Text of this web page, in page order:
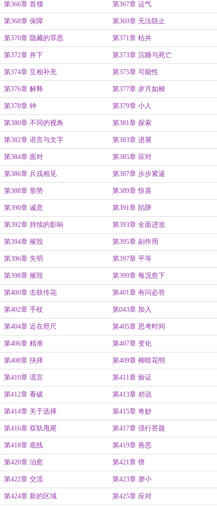
第366章 首领 第367章 运气
第368章 保障 第369章 无法阻止
第370章 隐藏的罪恶 第371章 枯井
第372章 井下 第373章 沉睡与死亡
第374章 互相补充 第375章 可能性
第376章 解释 第377章 岁月如梭
第378章 钟 第379章 小人
第380章 不同的视角 第381章 探索
第382章 语言与文字 第383章 进展
第384章 面对 第385章 应对
第386章 兵戎相见 第387章 步步紧逼
第388章 形势 第389章 惊喜
第390章 诚意 第391章 陷阱
第392章 持续的影响 第393章 全面进攻
第394章 摧毁 第395章 副作用
第396章 失明 第397章 平等
第398章 摧毁 第399章 每况愈下
第400章 击鼓传花 第401章 有问必答
第402章 手杖 第043章 加入
第404章 近在咫尺 第405章 思考时间
第406章 精准 第407章 变化
第408章 抉择 第409章 柳暗花明
第410章 谎言 第411章 验证
第412章 看破 第413章 劝说
第414章 关于选择 第415章 奇妙
第416章 双轨甩尾 第417章 强行答题
第418章 底线 第419章 善恶
第420章 治愈 第421章 饼
第422章 交流 第423章 渺小
第424章 新的区域 第425章 应对